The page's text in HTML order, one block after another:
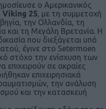
ο Αμερικανικός
25, με τη συμμετοχή
την Ολλανδία, τη
και τη Μεγάλη Βρετανία. Η
που διεξάγεται υπό
έγινε στo Setermoen
στόχο την ενίσχυση των
σε ακραίες
επιχειρησιακά
την ανάλυση
και την κατασκευή